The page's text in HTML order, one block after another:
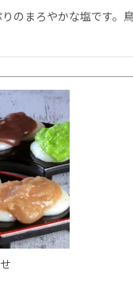
のまろやかな塩です。